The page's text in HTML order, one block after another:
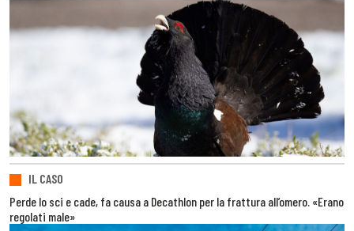
IL CASO
Perde lo sci e cade, fa causa a Decathlon per la frattura all’omero. «Erano
regolati male»